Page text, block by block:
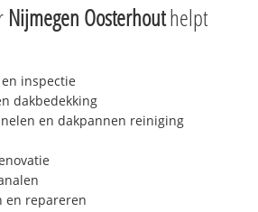
Nijmegen Oosterhouthelpt
inspectie
dakbedekking
en dakpannen reiniging
en repareren